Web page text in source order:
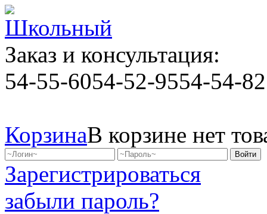
Заказ и консультация:
54-55-6054-52-9554-54-82
КорзинаВ корзине нет
Зарегистрироваться
забыли пароль?